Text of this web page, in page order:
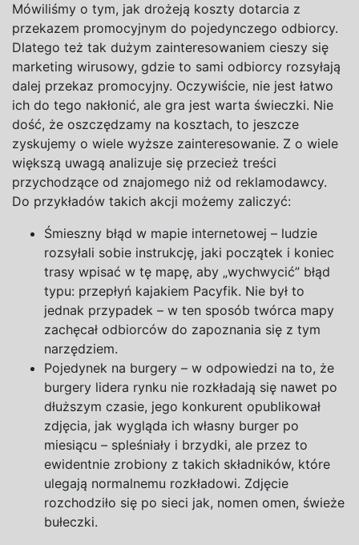
Mówiliśmy o tym, jak drożeją koszty dotarcia z
przekazem promocyjnym do pojedynczego odbiorcy.
Dlatego też tak dużym zainteresowaniem cieszy się
marketing wirusowy, gdzie to sami odbiorcy rozsyłają
dalej przekaz promocyjny. Oczywiście, nie jest łatwo
ich do tego nakłonić, ale gra jest warta świeczki. Nie
dość, że oszczędzamy na kosztach, to jeszcze
zyskujemy o wiele wyższe zainteresowanie. Z o wiele
większą uwagą analizuje się przecież treści
przychodzące od znajomego niż od reklamodawcy.
Do przykładów takich akcji możemy zaliczyć:
Śmieszny błąd w mapie internetowej – ludzie
rozsyłali sobie instrukcję, jaki początek i koniec
trasy wpisać w tę mapę, aby „wychwycić” błąd
typu: przepłyń kajakiem Pacyfik. Nie był to
jednak przypadek – w ten sposób twórca mapy
zachęcał odbiorców do zapoznania się z tym
narzędziem.
Pojedynek na burgery – w odpowiedzi na to, że
burgery lidera rynku nie rozkładają się nawet po
dłuższym czasie, jego konkurent opublikował
zdjęcia, jak wygląda ich własny burger po
miesiącu – spleśniały i brzydki, ale przez to
ewidentnie zrobiony z takich składników, które
ulegają normalnemu rozkładowi. Zdjęcie
rozchodziło się po sieci jak, nomen omen, świeże
bułeczki.